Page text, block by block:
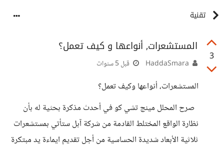
تقنية
3
المستشعرات, أنواعها و كيف تعمل؟
قبل 5 سنوات
المستشعرات، أنواعها وكيف تعمل؟
صرح المحلل مينج تشي كو في أحدث مذكرة بحثية له بأن
نظارة الواقع المختلط القادمة من شركة آبل ستأتي بمستشعرات
ثلاثية الأبعاد شديدة الحساسية من أجل تقديم ايماءة يد مبتكرة